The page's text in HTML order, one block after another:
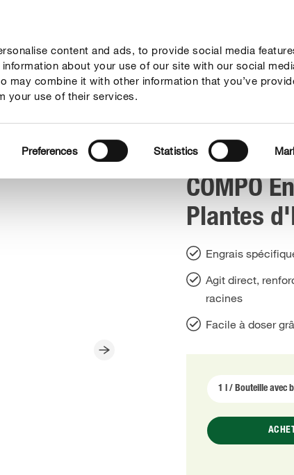
content and ads, to provide social media
about your use of our site with our social
may combine it with other information that you’ve
your use of their services.
Preferences Statistics
Conseil Thèmes Service Qui sommes-nous?
COMPO Engrais Liquide Plantes d'Intérieur & Palmiers
COMPO
Plantes
Engrais
Agit direct,
racines
Facile à doser